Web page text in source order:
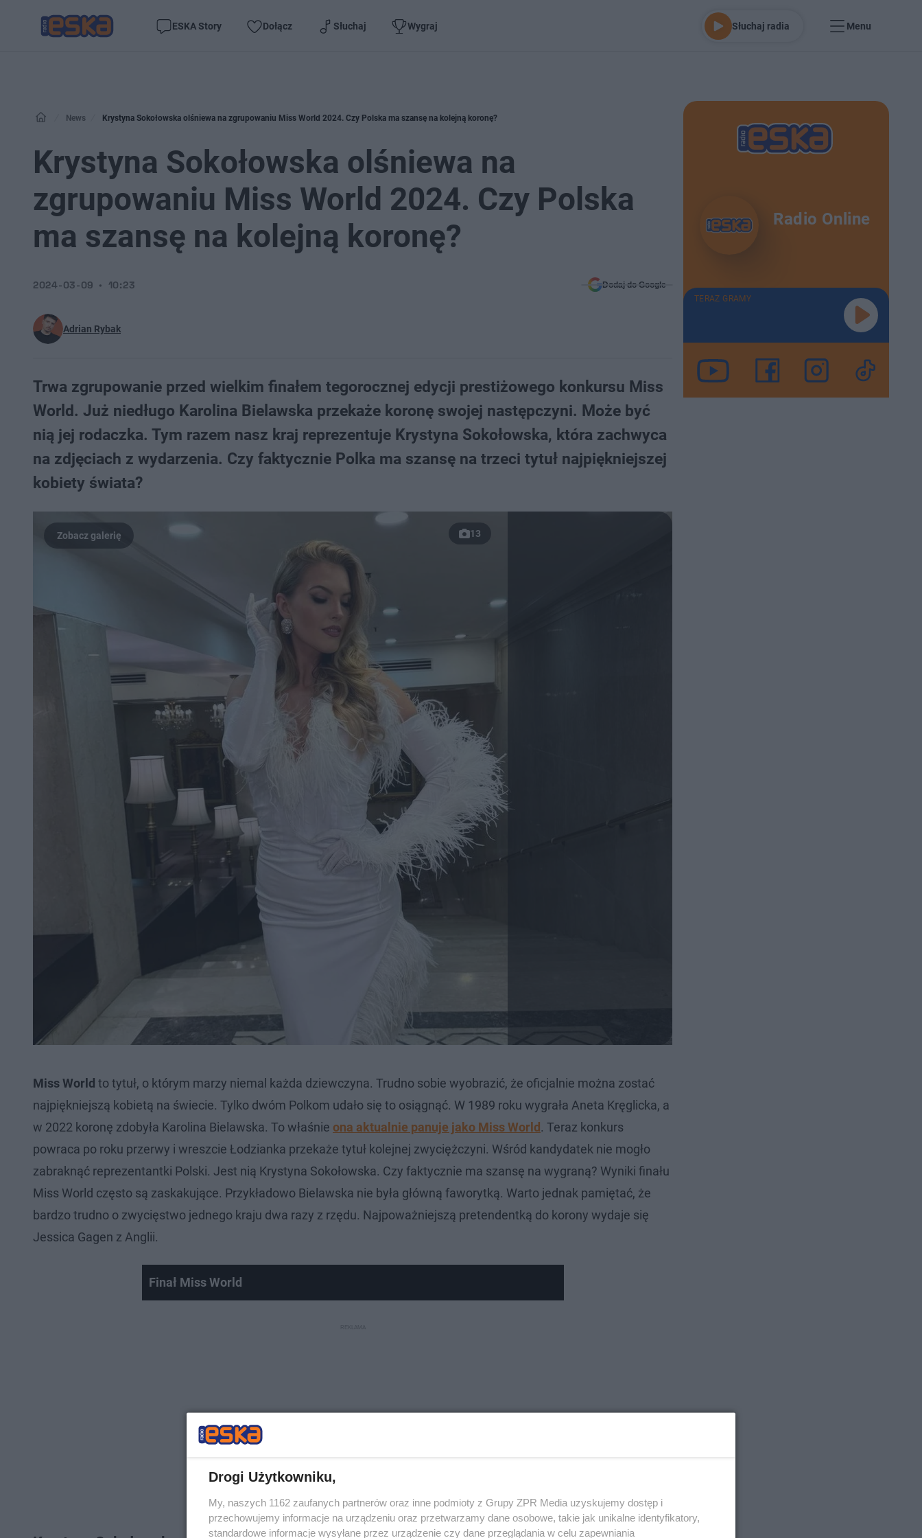
ESKA Story Dołącz Słuchaj Wygraj Słuchaj radia Menu
News Krystyna Sokołowska olśniewa na zgrupowaniu Miss World 2024. Czy Polska ma szansę na kolejną koronę?
Krystyna Sokołowska olśniewa na
zgrupowaniu Miss World 2024. Czy Polska
ma szansę na kolejną koronę?
Adrian Rybak
2024-03-09 10:23 Dodaj do Google
Trwa zgrupowanie przed wielkim finałem tegorocznej edycji prestiżowego konkursu Miss
World. Już niedługo Karolina Bielawska przekaże koronę swojej następczyni. Może być
nią jej rodaczka. Tym razem nasz kraj reprezentuje Krystyna Sokołowska, która zachwyca
na zdjęciach z wydarzenia. Czy faktycznie Polka ma szansę na trzeci tytuł najpiękniejszej
kobiety świata?
13
Miss World to tytuł, o którym marzy niemal każda dziewczyna. Trudno sobie wyobrazić, że oficjalnie można zostać
najpiękniejszą kobietą na świecie. Tylko dwóm Polkom udało się to osiągnąć. W 1989 roku wygrała Aneta Kręglicka, a
w 2022 koronę zdobyła Karolina Bielawska. To właśnie ona aktualnie panuje jako Miss World. Teraz konkurs
powraca po roku przerwy i wreszcie Łodzianka przekaże tytuł kolejnej zwyciężczyni. Wśród kandydatek nie mogło
zabraknąć reprezentantki Polski. Jest nią Krystyna Sokołowska. Czy faktycznie ma szansę na wygraną? Wyniki finału
Miss World często są zaskakujące. Przykładowo Bielawska nie była główną faworytką. Warto jednak pamiętać, że
bardzo trudno o zwycięstwo jednego kraju dwa razy z rzędu. Najpoważniejszą pretendentką do korony wydaje się
Jessica Gagen z Anglii.
Finał Miss World
Radio Online
TERAZ GRAMY
Drogi Użytkowniku,
My, naszych 1162 zaufanych partnerów oraz inne podmioty z Grupy ZPR Media uzyskujemy dostęp i
przechowujemy informacje na urządzeniu oraz przetwarzamy dane osobowe, takie jak unikalne identyfikatory,
standardowe informacje wysyłane przez urządzenie czy dane przeglądania w celu zapewniania